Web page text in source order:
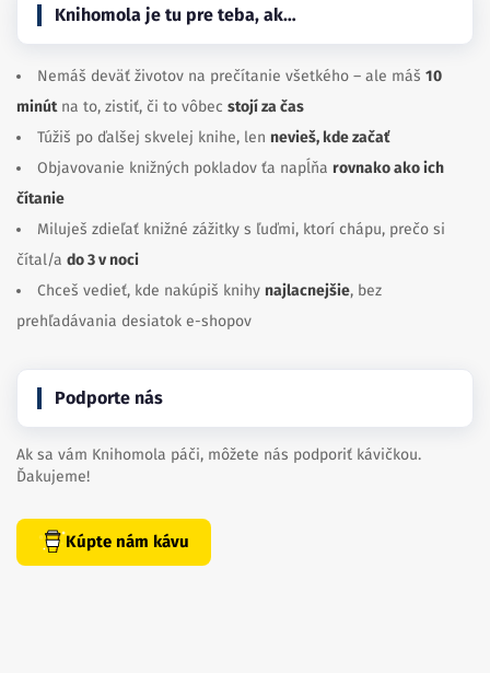
Knihomola je tu pre teba, ak…
Nemáš deväť životov na prečítanie všetkého – ale máš 10
minútna to, zistiť, či to vôbec stojí za čas
Túžiš po ďalšej skvelej knihe, len nevieš, kde začať
Objavovanie knižných pokladov ťa napĺňa rovnako ako ich
čítanie
Miluješ zdieľať knižné zážitky s ľuďmi, ktorí chápu, prečo si
čítal/a do 3 v noci
Chceš vedieť, kde nakúpiš knihy najlacnejšie, bez
prehľadávania desiatok e-shopov
Podporte nás
Ak sa vám Knihomola páči, môžete nás podporiť kávičkou.
Ďakujeme!
Kúpte nám kávu